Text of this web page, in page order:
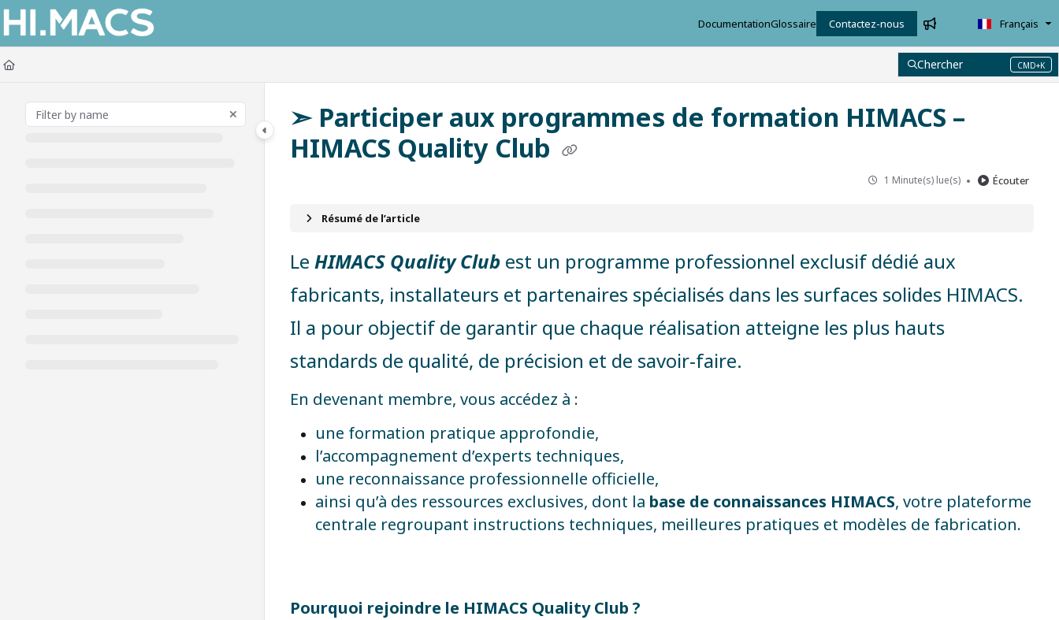
Documentation Index
Fetch the complete documentation index at:
Use this file to discover all available pages before exploring further.
DocumentationGlossaire Contactez-nous Français
Chercher CMD+K
Press CMD+K to open search
➣ Participer aux programmes de formation HIMACS –
HIMACS Quality Club
1 Minute(s) lue(s) Écouter
Résumé de l’article
Le HIMACS Quality Club est un programme professionnel exclusif dédié aux
fabricants, installateurs et partenaires spécialisés dans les surfaces solides HIMACS.
Il a pour objectif de garantir que chaque réalisation atteigne les plus hauts
standards de qualité, de précision et de savoir‑faire.
En devenant membre, vous accédez à :
une formation pratique approfondie,
l’accompagnement d’experts techniques,
une reconnaissance professionnelle officielle,
ainsi qu’à des ressources exclusives, dont la base de connaissances HIMACS, votre plateforme
centrale regroupant instructions techniques, meilleures pratiques et modèles de fabrication.
Pourquoi rejoindre le HIMACS Quality Club ?